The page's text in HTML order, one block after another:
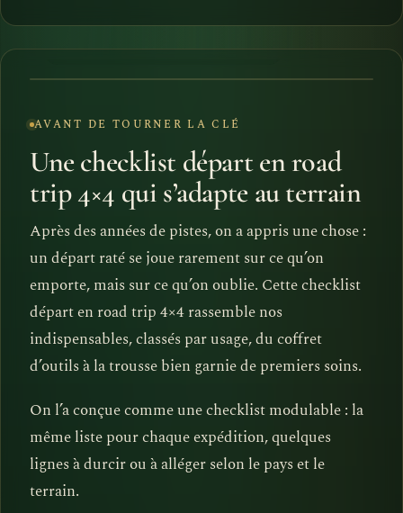
DEFENDER 130 · PRÊT AU DÉPART
AVANT DE TOURNER LA CLÉ
Une checklist départ en road
trip 4×4 qui s’adapte au terrain
Après des années de pistes, on a appris une chose :
un départ raté se joue rarement sur ce qu’on
emporte, mais sur ce qu’on oublie. Cette checklist
départ en road trip 4×4 rassemble nos
indispensables, classés par usage, du coffret
d’outils à la trousse bien garnie de premiers soins.
On l’a conçue comme une checklist modulable : la
même liste pour chaque expédition, quelques
lignes à durcir ou à alléger selon le pays et le
terrain.